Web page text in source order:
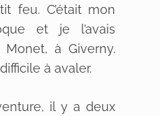
feu. C’était mon
et je l’avais
à Giverny.
à avaler.
il y a deux